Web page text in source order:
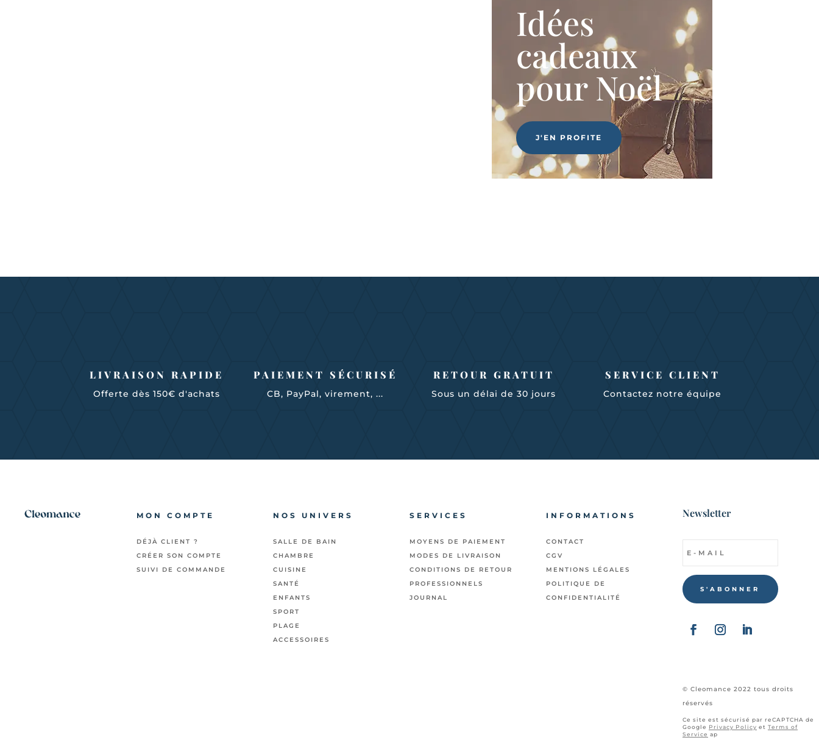
Idées
cadeaux
pour Noël
J'EN PROFITE
LIVRAISON RAPIDE
Offerte dès 150€ d'achats
PAIEMENT SÉCURISÉ
CB, PayPal, virement, ...
RETOUR GRATUIT
Sous un délai de 30 jours
SERVICE CLIENT
Contactez notre équipe
MON COMPTE
DÉJÀ CLIENT ?
CRÉER SON COMPTE
SUIVI DE COMMANDE
NOS UNIVERS
SALLE DE BAIN
CHAMBRE
CUISINE
SANTÉ
ENFANTS
SPORT
PLAGE
ACCESSOIRES
SERVICES
MOYENS DE PAIEMENT
MODES DE LIVRAISON
CONDITIONS DE RETOUR
PROFESSIONNELS
JOURNAL
INFORMATIONS
CONTACT
CGV
MENTIONS LÉGALES
POLITIQUE DE
CONFIDENTIALITÉ
Newsletter
S'ABONNER
© Cleomance 2022 tous droits
réservés
Ce site est sécurisé par reCAPTCHA de
Google Privacy Policy et Terms of
Service ap